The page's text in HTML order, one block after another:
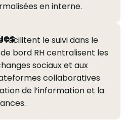
en interne.
facilitent le suivi dans le
bord RH centralisent les
sociaux et aux
collaboratives
de l’information et la